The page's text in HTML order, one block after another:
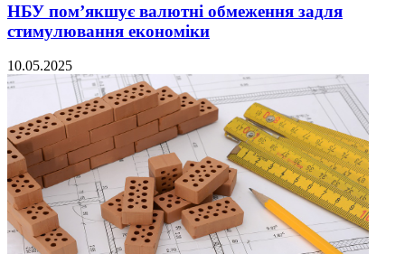
НБУ пом’якшує валютні обмеження задля
стимулювання економіки
10.05.2025